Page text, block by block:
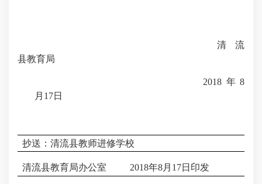
清流
县教育局
2018 年 8
月 17日
抄送：清流县教师进修学校
清流县教育局办公室 2018年8月 17日印发